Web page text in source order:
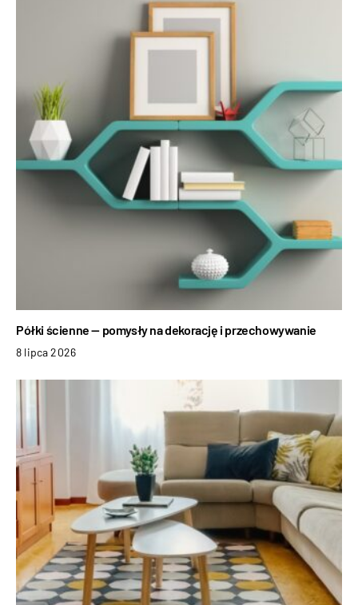
Półki ścienne — pomysły na dekorację i przechowywanie
8 lipca 2026